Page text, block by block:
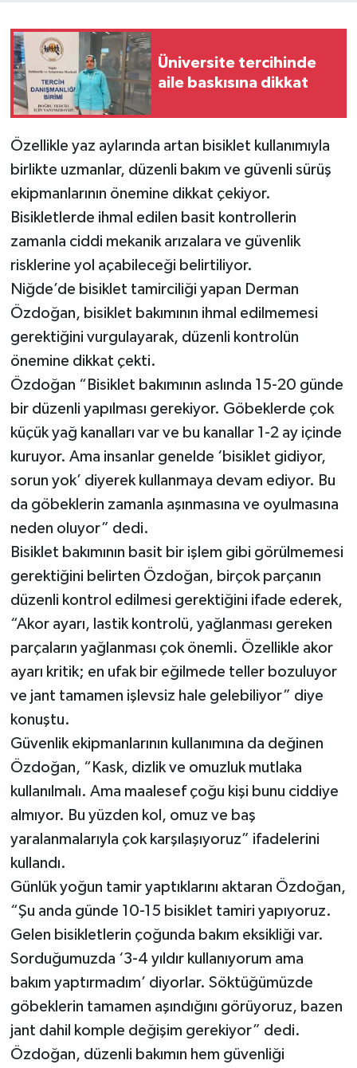
Üniversite tercihinde
aile baskısına dikkat
Özellikle yaz aylarında artan bisiklet kullanımıyla
birlikte uzmanlar, düzenli bakım ve güvenli sürüş
ekipmanlarının önemine dikkat çekiyor.
Bisikletlerde ihmal edilen basit kontrollerin
zamanla ciddi mekanik arızalara ve güvenlik
risklerine yol açabileceği belirtiliyor.
Niğde’de bisiklet tamirciliği yapan Derman
Özdoğan, bisiklet bakımının ihmal edilmemesi
gerektiğini vurgulayarak, düzenli kontrolün
önemine dikkat çekti.
Özdoğan “Bisiklet bakımının aslında 15-20 günde
bir düzenli yapılması gerekiyor. Göbeklerde çok
küçük yağ kanalları var ve bu kanallar 1-2 ay içinde
kuruyor. Ama insanlar genelde ‘bisiklet gidiyor,
sorun yok’ diyerek kullanmaya devam ediyor. Bu
da göbeklerin zamanla aşınmasına ve oyulmasına
neden oluyor” dedi.
Bisiklet bakımının basit bir işlem gibi görülmemesi
gerektiğini belirten Özdoğan, birçok parçanın
düzenli kontrol edilmesi gerektiğini ifade ederek,
“Akor ayarı, lastik kontrolü, yağlanması gereken
parçaların yağlanması çok önemli. Özellikle akor
ayarı kritik; en ufak bir eğilmede teller bozuluyor
ve jant tamamen işlevsiz hale gelebiliyor” diye
konuştu.
Güvenlik ekipmanlarının kullanımına da değinen
Özdoğan, “Kask, dizlik ve omuzluk mutlaka
kullanılmalı. Ama maalesef çoğu kişi bunu ciddiye
almıyor. Bu yüzden kol, omuz ve baş
yaralanmalarıyla çok karşılaşıyoruz” ifadelerini
kullandı.
Günlük yoğun tamir yaptıklarını aktaran Özdoğan,
“Şu anda günde 10-15 bisiklet tamiri yapıyoruz.
Gelen bisikletlerin çoğunda bakım eksikliği var.
Sorduğumuzda ‘3-4 yıldır kullanıyorum ama
bakım yaptırmadım’ diyorlar. Söktüğümüzde
göbeklerin tamamen aşındığını görüyoruz, bazen
jant dahil komple değişim gerekiyor” dedi.
Özdoğan, düzenli bakımın hem güvenliği